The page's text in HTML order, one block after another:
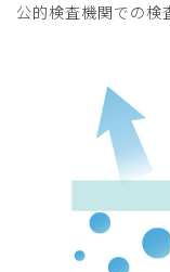
公的検査機関での検